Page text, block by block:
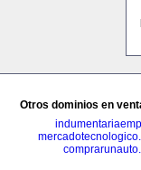
Otros dominios en